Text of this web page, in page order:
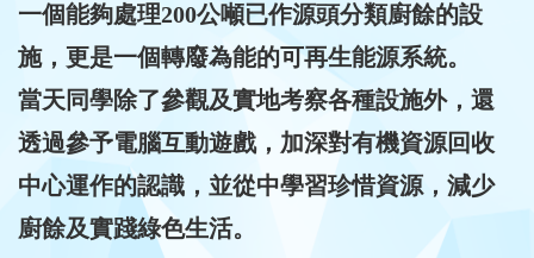
一個能夠處理200公噸已作源頭分類廚餘的設
施，更是一個轉廢為能的可再生能源系統。
當天同學除了參觀及實地考察各種設施外，還
透過參予電腦互動遊戲，加深對有機資源回收
中心運作的認識，並從中學習珍惜資源，減少
廚餘及實踐綠色生活。